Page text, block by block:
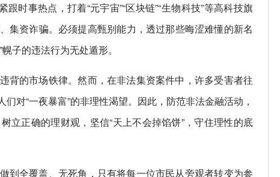
时事热点，打着“元宇宙”“区块链”“生物科技”等高科技旗
集资诈骗。必须提高甄别能力，透过那些晦涩难懂的新名
子的违法行为无处遁形。
背的市场铁律。然而，在非法集资案件中，许多受害者往
对“一夜暴富”的非理性渴望。因此，防范非法金融活动，
立正确的理财观，坚信“天上不会掉馅饼”，守住理性的底
到全覆盖、无死角，只有将每一位市民从旁观者转变为参